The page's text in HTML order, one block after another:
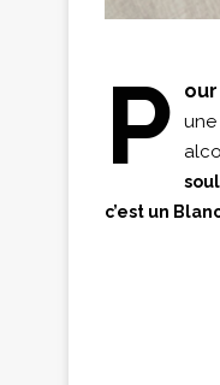
P
une
c’est un